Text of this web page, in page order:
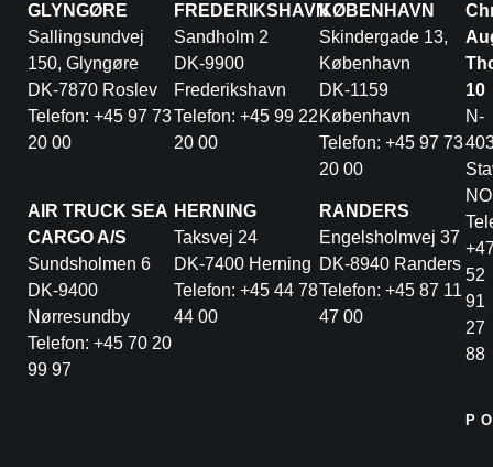
GLYNGØRE
Sallingsundvej
150, Glyngøre
DK-7870 Roslev
Telefon: +45 97 73
20 00
FREDERIKSHAVN
Sandholm 2
DK-9900
Frederikshavn
Telefon: +45 99 22
20 00
KØBENHAVN
Skindergade 13,
København
DK-1159
København
Telefon: +45 97 73
20 00
AIR TRUCK SEA
CARGO A/S
Sundsholmen 6
DK-9400
Nørresundby
Telefon: +45 70 20
99 97
HERNING
Taksvej 24
DK-7400 Herning
Telefon: +45 44 78
44 00
RANDERS
Engelsholmvej 37
DK-8940 Randers
Telefon: +45 87 11
47 00
10
N-
52
91
27
88